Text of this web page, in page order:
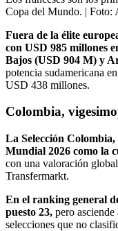
Copa del Mundo. | Foto:
Fuera de la élite
con USD 985 millones
Bajos (USD 904 M) y
potencia sudamericana
USD 438 millones.
Colombia,
La Selección
Mundial 2026 como la
con una valoración
Transfermarkt.
En el ranking general
puesto 23, pero
selecciones que no